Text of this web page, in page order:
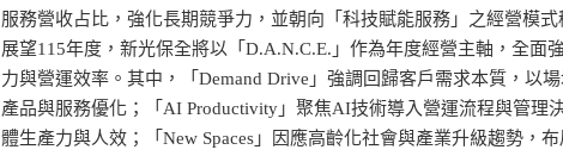
服務營收占比，強化長期競爭力，並朝向「科技賦能服務」之經營模式
展望115年度，新光保全將以「D.A.N.C.E.」作為年度經營主軸，全面
力與營運效率。其中，「Demand Drive」強調回歸客戶需求本質，以
產品與服務優化；「AI Productivity」聚焦AI技術導入營運流程與管理
體生產力與人效；「New Spaces」因應高齡化社會與產業升級趨勢，